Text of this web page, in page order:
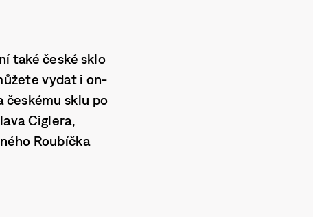
také české sklo
vydat i on-
českému sklu po
Ciglera,
Roubíčka